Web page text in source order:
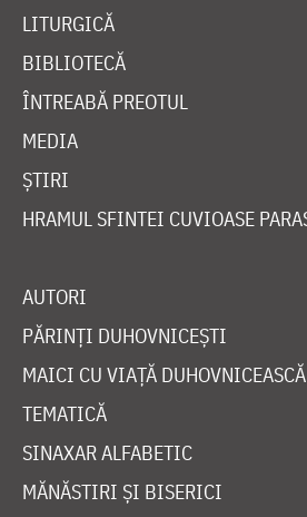
LITURGICĂ
BIBLIOTECĂ
ÎNTREABĂ PREOTUL
MEDIA
ȘTIRI
HRAMUL SFINTEI CUVIOASE
AUTORI
PĂRINȚI DUHOVNICEȘTI
MAICI CU VIAȚĂ DUHOVNICEASCĂ
TEMATICĂ
SINAXAR ALFABETIC
MĂNĂSTIRI ȘI BISERICI